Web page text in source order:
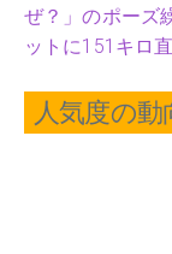
ぜ？」のポーズ
ットに151キロ
人気度の動